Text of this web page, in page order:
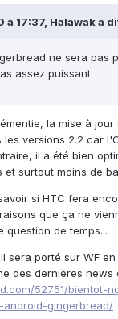
à 17:37, Halawak a
ne sera pas
assez puissant.
la mise à
versions 2.2 car
il a été bien
et surtout moins de
si HTC fera
que ça ne
de temps...
sera porté sur WF
des dernières news
52751/bientot-
android-gingerbread/